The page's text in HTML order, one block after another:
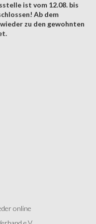
ist vom 12.08. bis
Ab dem
zu den gewohnten
online